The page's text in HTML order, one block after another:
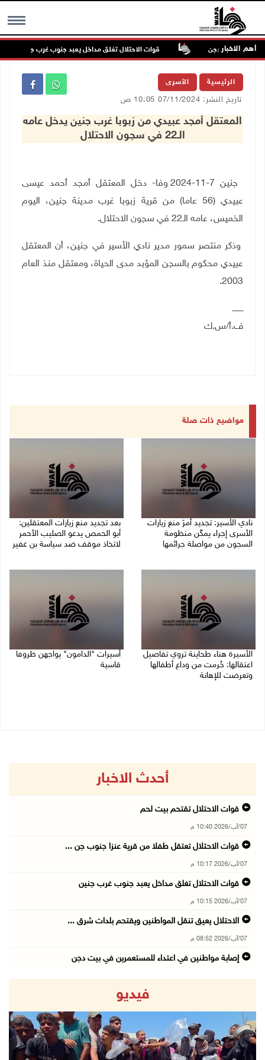
MENU أهم الاخبار
في بيت دجن قوات الاحتلال تغلق مداخل يعبد جنوب غرب جنين
الرئيسية الأسرى
تاريخ النشر: 07/11/2024 10:05 ص
المعتقل أمجد عبيدي من زبوبا غرب جنين يدخل عامه
الـ22 في سجون الاحتلال
جنين 7-11-2024 وفا- دخل المعتقل أمجد أحمد عيسى
عبيدي (56 عاما) من قرية زبوبا غرب مدينة جنين، اليوم
الخميس، عامه الـ22 في سجون الاحتلال.
وذكر منتصر سمور مدير نادي الأسير في جنين، أن المعتقل
عبيدي محكوم بالسجن المؤبد مدى الحياة، ومعتقل منذ العام
2003.
ـــــــــ
ف.أ/س.ك
مواضيع ذات صلة
نادي الأسير: تجديد أمرَ منع زيارات
الأسرى إجراء يمكّن منظومة
السجون من مواصلة جرائمها
بعد تجديد منع زيارات المعتقلين:
أبو الحمص يدعو الصليب الأحمر
لاتخاذ موقف ضد سياسة بن غفير
الأسيرة هناء طحاينة تروي تفاصيل
اعتقالها: حُرمت من وداع أطفالها
وتعرضت للإهانة
أسيرات "الدامون" يواجهن ظروفا
قاسية
أحدث الاخبار
قوات الاحتلال تقتحم بيت لحم
07/آب/2026 10:40 م
قوات الاحتلال تعتقل طفلا من قرية عنزا جنوب جن ...
07/آب/2026 10:17 م
قوات الاحتلال تغلق مداخل يعبد جنوب غرب جنين
07/آب/2026 10:15 م
الاحتلال يعيق تنقل المواطنين ويقتحم بلدات شرق ...
07/آب/2026 08:52 م
إصابة مواطنين في اعتداء للمستعمرين في بيت دجن
نادي الأسير: تجديد أمرَ منع زيارات الأسرى إجر ...
07/آب/2026 08:24 م
(محدث) مستعمرون يهاجمون قرية أبو نجيم ويصيبون ...
07/آب/2026 08:08 م
فيديو